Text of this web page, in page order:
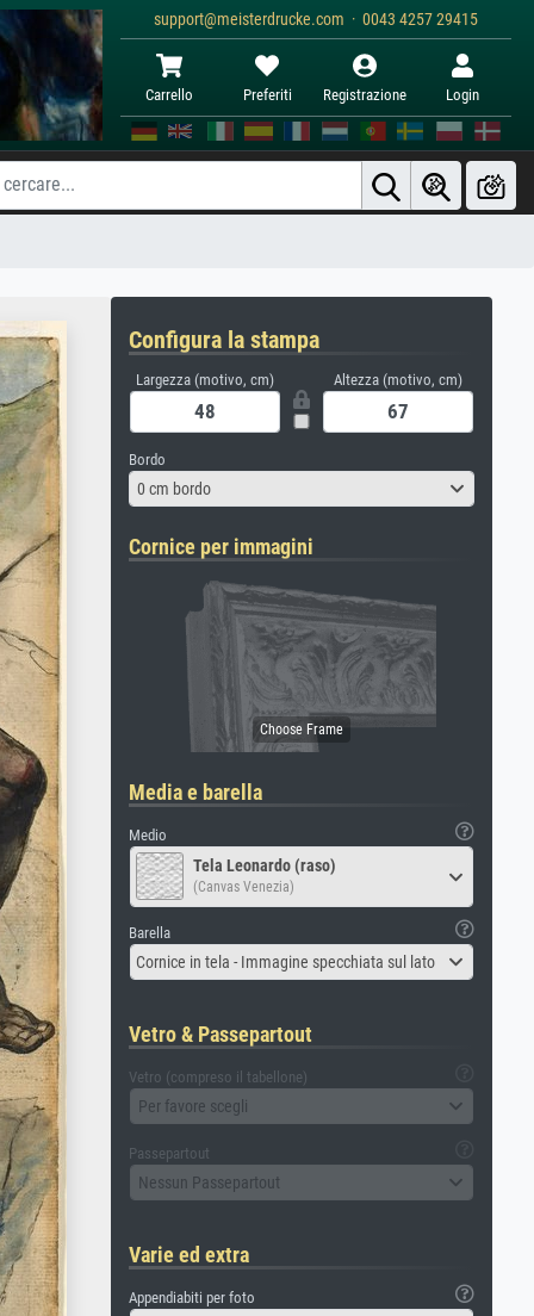
support@meisterdrucke.com · 0043 4257 29415
Carrello Preferiti Registrazione Login
Configura la stampa
Largezza (motivo, cm) Altezza (motivo, cm)
Bordo
0 cm bordo
Cornice per immagini
Media e barella
Medio
Tela Leonardo (raso)
(Canvas Venezia)
Barella
Cornice in tela - Immagine specchiata sul lato
Vetro & Passepartout
Vetro (compreso il tabellone)
Per favore scegli
Passepartout
Nessun Passepartout
Varie ed extra
Appendiabiti per foto